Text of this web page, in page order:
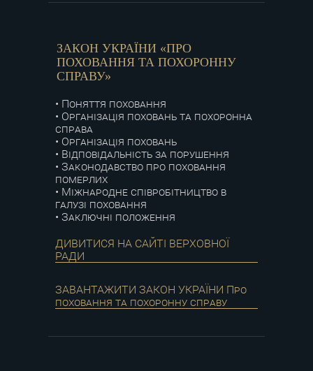
ЗАКОН УКРАЇНИ «ПРО
ПОХОВАННЯ ТА ПОХОРОННУ
СПРАВУ»
• Поняття поховання
• Організація поховань та похоронна
справа
• Організація поховань
• Відповідальність за порушення
• Законодавство про поховання
померлих
• Міжнародне співробітництво в
галузі поховання
• Заключні положення
ДИВИТИСЯ НА САЙТІ ВЕРХОВНОЇ
РАДИ
ЗАВАНТАЖИТИ ЗАКОН УКРАЇНИ Про
поховання та похоронну справу